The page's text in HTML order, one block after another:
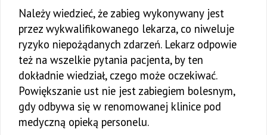
Należy wiedzieć, że zabieg wykonywany jest
przez wykwalifikowanego lekarza, co niweluje
ryzyko niepożądanych zdarzeń. Lekarz odpowie
też na wszelkie pytania pacjenta, by ten
dokładnie wiedział, czego może oczekiwać.
Powiększanie ust nie jest zabiegiem bolesnym,
gdy odbywa się w renomowanej klinice pod
medyczną opieką personelu.